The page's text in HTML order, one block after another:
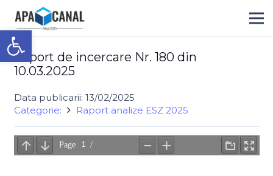
Deschide bara de unelte
Raport de incercare Nr. 180 din
10.03.2025
Data publicarii: 13/02/2025
Categorie:
Raport analize ESZ 2025